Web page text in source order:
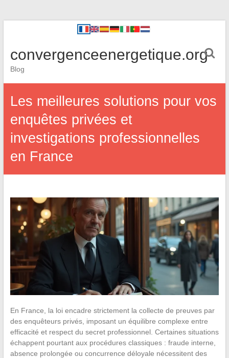
convergenceenergetique.org
Blog
Les meilleures solutions pour vos
enquêtes privées et
investigations professionnelles
en France
En France, la loi encadre strictement la collecte de preuves par
des enquêteurs privés, imposant un équilibre complexe entre
efficacité et respect du secret professionnel. Certaines situations
échappent pourtant aux procédures classiques : fraude interne,
absence prolongée ou concurrence déloyale nécessitent des